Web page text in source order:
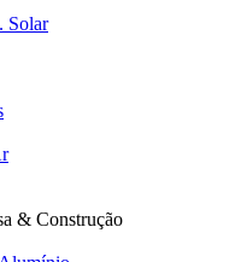
Solar
& Construção